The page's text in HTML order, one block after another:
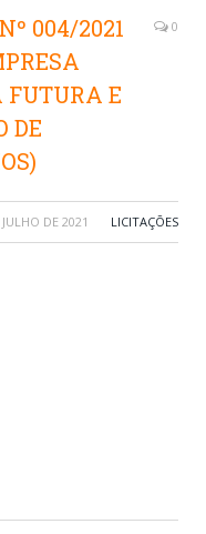
004/2021
FUTURA E
DE
0
DE 2021 LICITAÇÕES